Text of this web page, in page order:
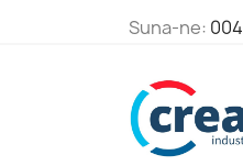
Suna-ne: